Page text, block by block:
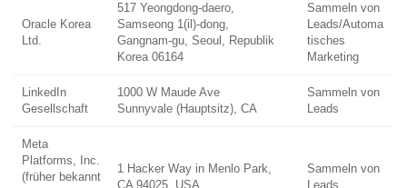
Oracle Korea
Ltd.
517 Yeongdong-daero,
Samseong 1(il)-dong,
Gangnam-gu, Seoul, Republik
Korea 06164
Sammeln von
Leads/Automa
tisches
Marketing
LinkedIn
Gesellschaft
1000 W Maude Ave
Sunnyvale (Hauptsitz), CA
Sammeln von
Leads
Meta
Platforms, Inc.
(früher bekannt
1 Hacker Way in Menlo Park,
CA 94025, USA
Sammeln von
Leads